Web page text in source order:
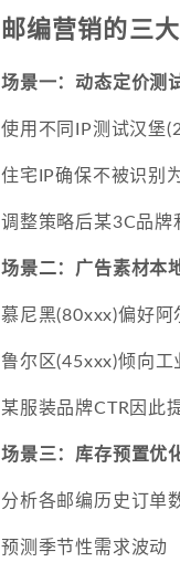
邮编营销的三
场景一：动态定价测
使用不同IP测试汉堡
住宅IP确保不被识别
调整策略后某3C品牌
场景二：广告素材本
慕尼黑(80xxx)偏好阿
鲁尔区(45xxx)倾向工
某服装品牌CTR因此
场景三：库存预置优
分析各邮编历史订单
预测季节性需求波动